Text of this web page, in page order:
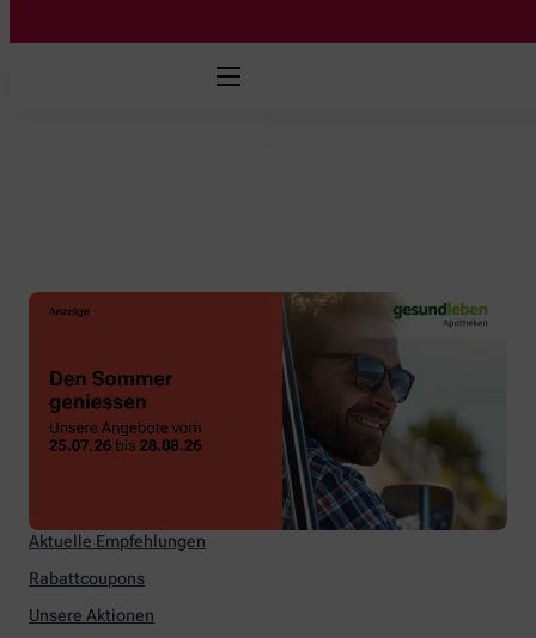
Aktuelle Empfehlungen
Rabattcoupons
Unsere Aktionen